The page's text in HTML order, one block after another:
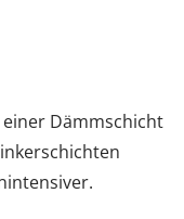
Dämmschicht